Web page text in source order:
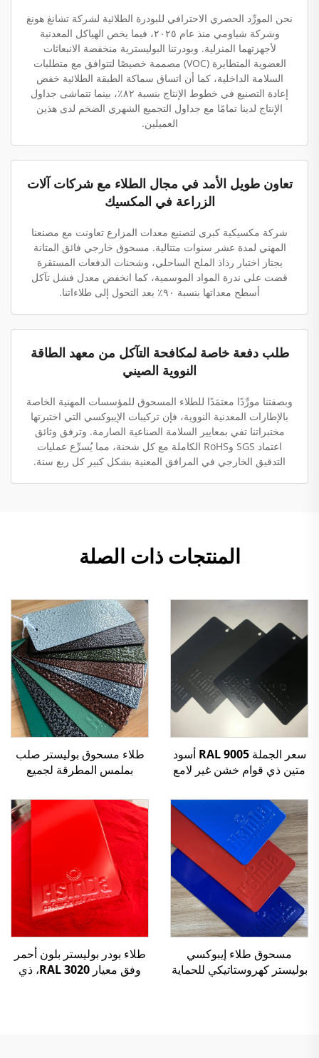
نحن المورِّد الحصري الاحترافي للبودرة الطلائية لشركة تشانغ هونغ
وشركة شياومي منذ عام ٢٠٢٥، فيما يخص الهياكل المعدنية
لأجهزتهما المنزلية. وبودرتنا البوليسترية منخفضة الانبعاثات
العضوية المتطايرة (VOC) مصممة خصيصًا لتتوافق مع متطلبات
السلامة الداخلية، كما أن اتساق سماكة الطبقة الطلائية خفض
إعادة التصنيع في خطوط الإنتاج بنسبة ٨٢٪، بينما تتماشى جداول
الإنتاج لدينا تمامًا مع جداول التجميع الشهري الضخم لدى هذين
العميلين.
تعاون طويل الأمد في مجال الطلاء مع شركات آلات
الزراعة في المكسيك
شركة مكسيكية كبرى لتصنيع معدات المزارع تعاونت مع مصنعنا
المهني لمدة عشر سنوات متتالية. مسحوق خارجي فائق المتانة
يجتاز اختبار رذاذ الملح الساحلي، وشحنات الدفعات المستقرة
قضت على ندرة المواد الموسمية، كما انخفض معدل فشل تآكل
أسطح معداتها بنسبة ٩٠٪ بعد التحول إلى طلاءاتنا.
طلب دفعة خاصة لمكافحة التآكل من معهد الطاقة
النووية الصيني
وبصفتنا مورِّدًا معتمَدًا للطلاء المسحوق للمؤسسات المهنية الخاصة
بالإطارات المعدنية النووية، فإن تركيبات الإيبوكسي التي اختبرتها
مختبراتنا تفي بمعايير السلامة الصناعية الصارمة. وترفق وثائق
اعتماد SGS وRoHS الكاملة مع كل شحنة، مما يُسرِّع عمليات
التدقيق الخارجي في المرافق المعنية بشكل كبير كل ربع سنة.
المنتجات ذات الصلة
سعر الجملة RAL 9005 أسود
متين ذي قوام خشن غير لامع
طلاء مسحوق بوليستر صلب
بملمس المطرقة لجميع
مسحوق طلاء إيبوكسي
بوليستر كهروستاتيكي للحماية
طلاء بودر بوليستر بلون أحمر
وفق معيار RAL 3020، ذي